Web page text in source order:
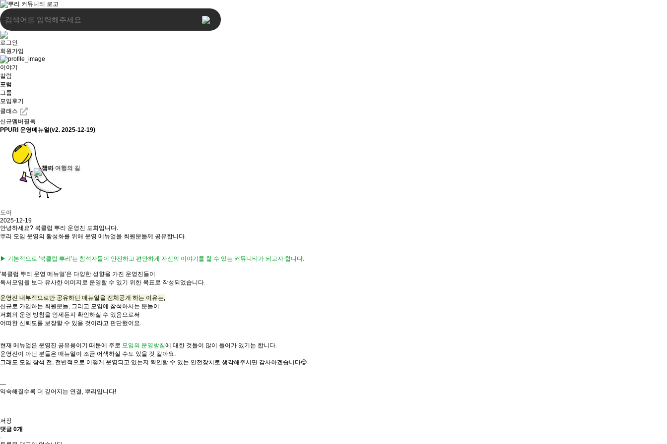
로그인
회원가입
이야기
칼럼
포럼
그룹
모임후기
클래스
신규멤버필독
PPURI 운영메뉴얼(v2. 2025-12-19)
도이
2025-12-19
안녕하세요? 북클럽 뿌리 운영진 도희입니다.
뿌리 모임 운영의 활성화를 위해 운영 메뉴얼을 회원분들께 공유합니다.
▶ 기본적으로 '북클럽 뿌리'는 참석자들이 안전하고 편안하게 자신의 이야기를 할 수 있는 커뮤니티가 되고자 합니다.
'북클럽 뿌리 운영 메뉴얼'은 다양한 성향을 가진 운영진들이
독서모임을 보다 유사한 이미지로 운영할 수 있기 위한 목표로 작성되었습니다.
운영진 내부적으로만 공유하던 매뉴얼을 전체공개 하는 이유는,
신규로 가입하는 회원분들, 그리고 모임에 참석하시는 분들이
저희의 운영 방침을 언제든지 확인하실 수 있음으로써
어떠한 신뢰도를 보장할 수 있을 것이라고 판단했어요.
현재 메뉴얼은 운영진 공유용이기 때문에 주로 ​모임의 운영방침​에 대한 것들이 많이 들어가 있기는 합니다.
운영진이 아닌 분들은 매뉴얼이 조금 어색하실 수도 있을 것 같아요.
그래도 모임 참석 전, 전반적으로 어떻게 운영되고 있는지 확인할 수 있는 안전장치로 생각해주시면 감사하겠습니다😊.
---
익숙해질수록 더 깊어지는 연결, 뿌리입니다!
저장
댓글 0개